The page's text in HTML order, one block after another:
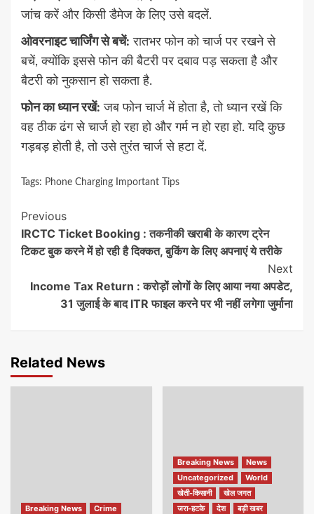
जांच करें और किसी डैमेज के लिए उसे बदलें.
ओवरनाइट चार्जिंग से बचें: रातभर फोन को चार्ज पर रखने से
बचें, क्योंकि इससे फोन की बैटरी पर दबाव पड़ सकता है और
बैटरी को नुकसान हो सकता है.
फोन का ध्यान रखें: जब फोन चार्ज में होता है, तो ध्यान रखें कि
वह ठीक ढंग से चार्ज हो रहा हो और गर्म न हो रहा हो. यदि कुछ
गड़बड़ होती है, तो उसे तुरंत चार्ज से हटा दें.
Tags: Phone Charging Important Tips
Continue
Reading
Previous
IRCTC Ticket Booking : तकनीकी खराबी के कारण ट्रेन
टिकट बुक करने में हो रही है दिक्कत, बुकिंग के लिए अपनाएं ये तरीके
Next
Income Tax Return : करोड़ों लोगों के लिए आया नया अपडेट,
31 जुलाई के बाद ITR फाइल करने पर भी नहीं लगेगा जुर्माना
Related News
Breaking News
Crime
Breaking News
News
Uncategorized
World
खेती-किसानी
खेल जगत
जरा-हटके
देश
बड़ी खबर